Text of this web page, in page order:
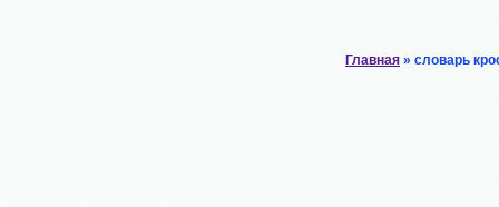
Главная » словарь